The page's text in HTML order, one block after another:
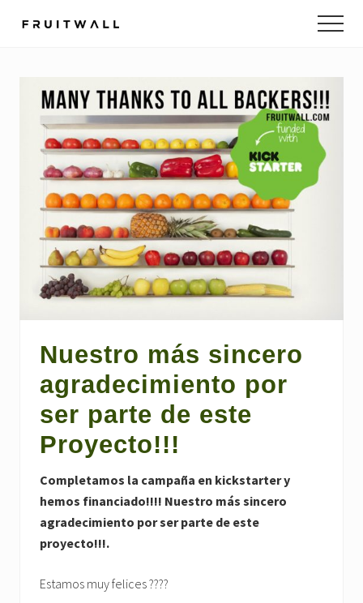
Nuestro más sincero
agradecimiento por
ser parte de este
Proyecto!!!
Completamos la campaña en kickstarter y
hemos financiado!!!! Nuestro más sincero
agradecimiento por ser parte de este
proyecto!!!.
Estamos muy felices ????